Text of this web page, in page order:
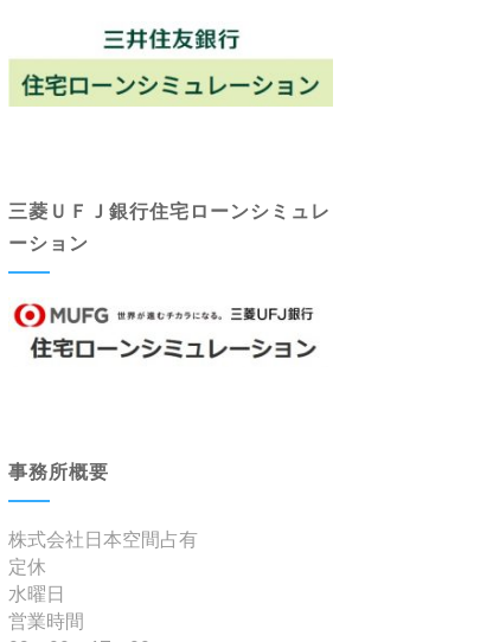
三菱ＵＦＪ銀行住宅ローンシミュレ
ーション
事務所概要
株式会社日本空間占有
定休
水曜日
営業時間